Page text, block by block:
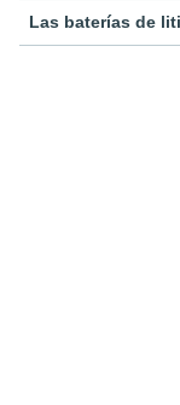
Las baterías de